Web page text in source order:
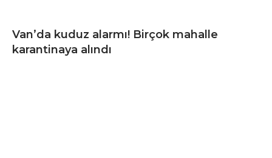
Van’da kuduz alarmı! Birçok mahalle
karantinaya alındı